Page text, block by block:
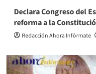
Declara Congreso del
reforma a la
Redacción Ahora Infórmate